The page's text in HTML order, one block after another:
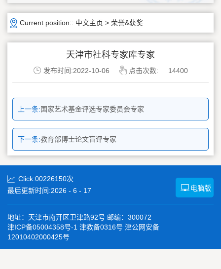
Current position:: 中文主页 > 荣誉&获奖
天津市社科专家库专家
发布时间:2022-10-06 点击次数: 14400
上一条:国家艺术基金评选专家委员会专家
下一条:教育部博士论文盲评专家
Click:00226150次
最后更新时间:2026 - 6 - 17 电脑版
地址：天津市南开区卫津路92号 邮编：300072
津ICP备05004358号-1 津教备0316号 津公网安备
12010402000425号